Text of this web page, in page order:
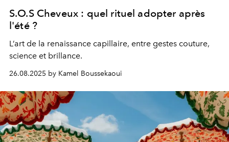
S.O.S Cheveux : quel rituel adopter après
l'été ?
L’art de la renaissance capillaire, entre gestes couture,
science et brillance.
26.08.2025 by Kamel Boussekaoui